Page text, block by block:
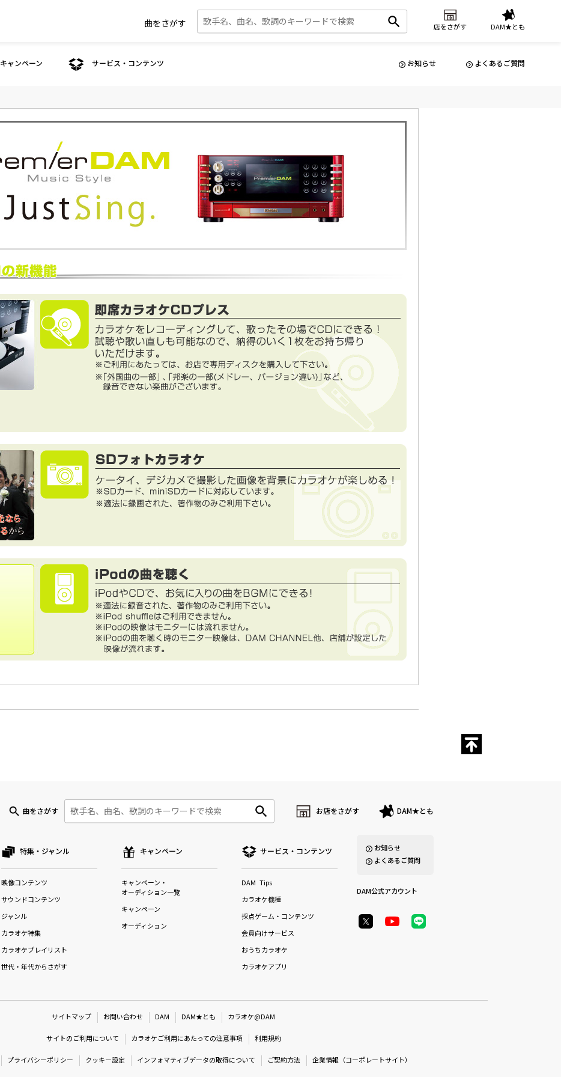
曲をさがす 店をさがす DAM★とも
キャンペーン サービス・コンテンツ お知らせ よくあるご質問
曲をさがす お店をさがす DAM★とも
特集・ジャンル
映像コンテンツ
サウンドコンテンツ
ジャンル
カラオケ特集
カラオケプレイリスト
世代・年代からさがす
キャンペーン
キャンペーン・
オーディション一覧
キャンペーン
オーディション
サービス・コンテンツ
DAM Tips
カラオケ機種
採点ゲーム・コンテンツ
会員向けサービス
おうちカラオケ
カラオケアプリ
お知らせ
よくあるご質問
DAM公式アカウント
サイトマップ お問い合わせ DAM DAM★とも カラオケ@DAM
サイトのご利用について カラオケご利用にあたっての注意事項 利用規約
プライバシーポリシー クッキー設定 インフォマティブデータの取得について ご契約方法 企業情報（コーポレートサイト）